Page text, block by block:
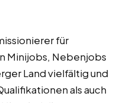
für
Minijobs, Nebenjobs
Land vielfältig und
als auch